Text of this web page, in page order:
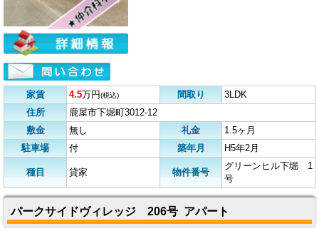
家賃 4.5万円(税込) 間取り
3LDK
住所
鹿屋市下堀町3012-12
敷金
無し 礼金
1.5ヶ月
駐車場
付 築年月 H5年2月
種目 貸家 物件番号
グリーンヒル下堀 1
号
パークサイドヴィレッジ 206号 アパート